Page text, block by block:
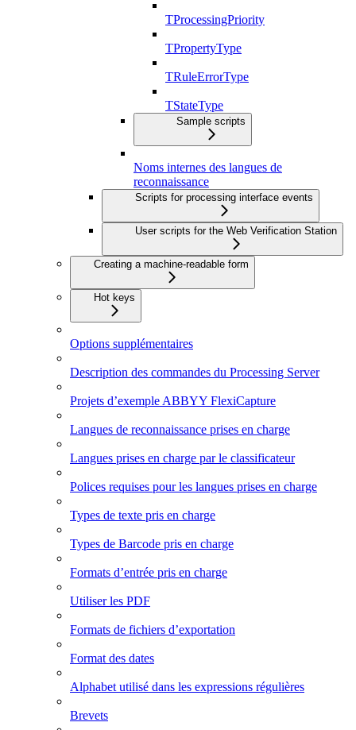
TProcessingPriority
TPropertyType
TRuleErrorType
TStateType
Sample scripts
Noms internes des langues de
reconnaissance
Scripts for processing interface events
User scripts for the Web Verification Station
Creating a machine-readable form
Hot keys
Options supplémentaires
Description des commandes du Processing Server
Projets d’exemple ABBYY FlexiCapture
Langues de reconnaissance prises en charge
Langues prises en charge par le classificateur
Polices requises pour les langues prises en charge
Types de texte pris en charge
Types de Barcode pris en charge
Formats d’entrée pris en charge
Utiliser les PDF
Formats de fichiers d’exportation
Format des dates
Alphabet utilisé dans les expressions régulières
Brevets